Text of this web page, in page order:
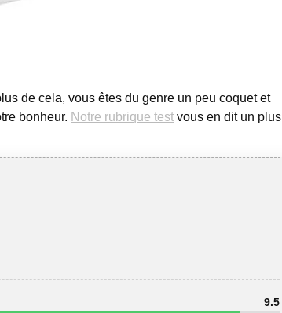
de cela, vous êtes du genre un peu coquet et
bonheur. Notre rubrique test vous en dit un plus
9.5